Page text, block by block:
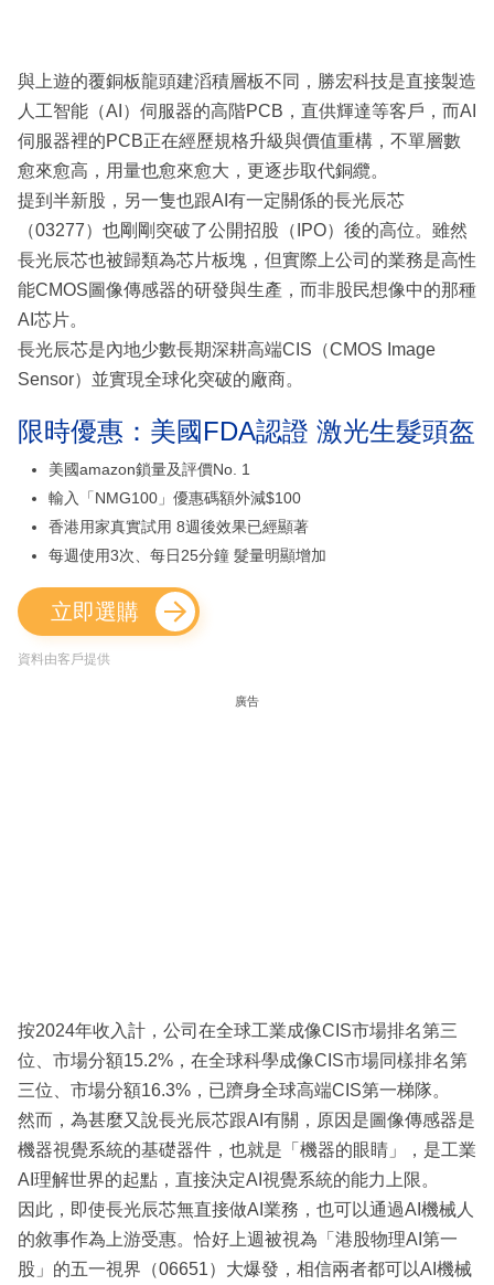
與上遊的覆銅板龍頭建滔積層板不同，勝宏科技是直接製造
人工智能（AI）伺服器的高階PCB，直供輝達等客戶，而AI
伺服器裡的PCB正在經歷規格升級與價值重構，不單層數
愈來愈高，用量也愈來愈大，更逐步取代銅纜。
提到半新股，另一隻也跟AI有一定關係的長光辰芯
（03277）也剛剛突破了公開招股（IPO）後的高位。雖然
長光辰芯也被歸類為芯片板塊，但實際上公司的業務是高性
能CMOS圖像傳感器的研發與生產，而非股民想像中的那種
AI芯片。
長光辰芯是內地少數長期深耕高端CIS（CMOS Image
Sensor）並實現全球化突破的廠商。
限時優惠：美國FDA認證 激光生髮頭盔
美國amazon鎖量及評價No. 1
輸入「NMG100」優惠碼額外減$100
香港用家真實試用 8週後效果已經顯著
每週使用3次、每日25分鐘 髮量明顯增加
立即選購
資料由客戶提供
廣告
按2024年收入計，公司在全球工業成像CIS市場排名第三
位、市場分額15.2%，在全球科學成像CIS市場同樣排名第
三位、市場分額16.3%，已躋身全球高端CIS第一梯隊。
然而，為甚麼又說長光辰芯跟AI有關，原因是圖像傳感器是
機器視覺系統的基礎器件，也就是「機器的眼睛」，是工業
AI理解世界的起點，直接決定AI視覺系統的能力上限。
因此，即使長光辰芯無直接做AI業務，也可以通過AI機械人
的敘事作為上游受惠。恰好上週被視為「港股物理AI第一
股」的五一視界（06651）大爆發，相信兩者都可以AI機械